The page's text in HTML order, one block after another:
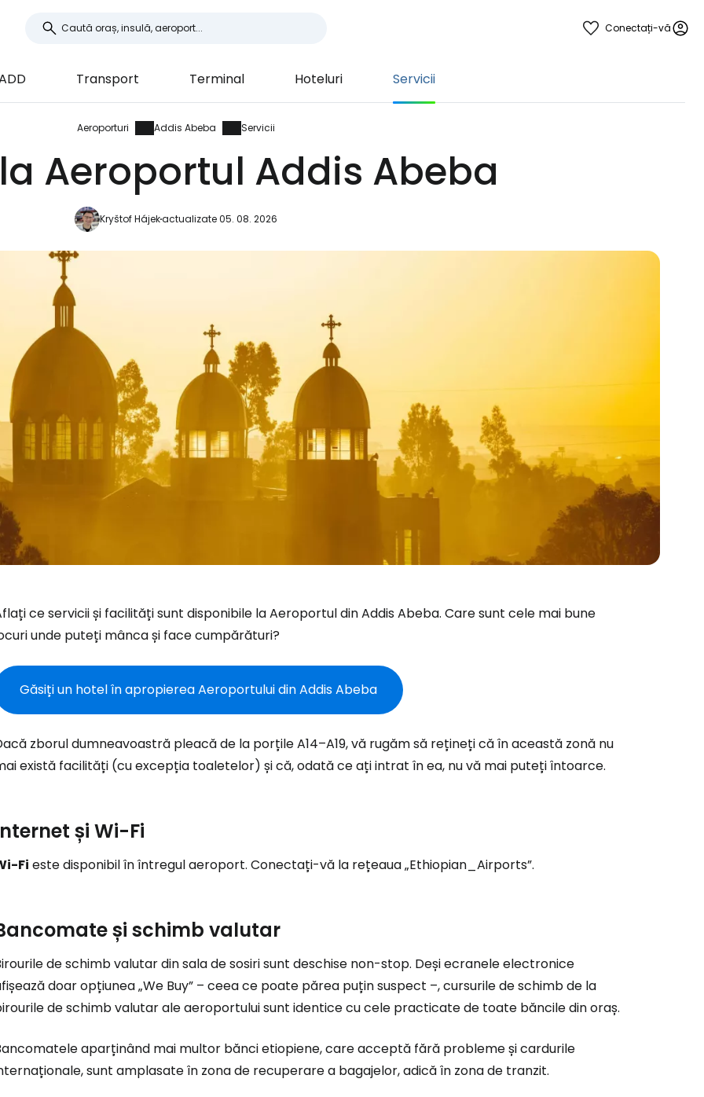
Conectați-vă
Transport Terminal Hoteluri Servicii
Aeroporturi Addis Abeba Servicii
Aeroportul Addis Abeba
Kryštof Hájekactualizate 05. 08. 2026
ce servicii și facilități sunt disponibile la Aeroportul din Addis Abeba. Care sunt cele mai bune
unde puteți mânca și face cumpărături?
Găsiți un hotel în apropierea Aeroportului din Addis Abeba
zborul dumneavoastră pleacă de la porțile A14–A19, vă rugăm să rețineți că în această zonă nu
există facilități (cu excepția toaletelor) și că, odată ce ați intrat în ea, nu vă mai puteți întoarce.
și Wi-Fi
Fi este disponibil în întregul aeroport. Conectați-vă la rețeaua „Ethiopian_Airports”.
și schimb valutar
de schimb valutar din sala de sosiri sunt deschise non-stop. Deși ecranele electronice
doar opțiunea „We Buy” – ceea ce poate părea puțin suspect –, cursurile de schimb de la
de schimb valutar ale aeroportului sunt identice cu cele practicate de toate băncile din oraș.
aparținând mai multor bănci etiopiene, care acceptă fără probleme și cardurile
sunt amplasate în zona de recuperare a bagajelor, adică în zona de tranzit.